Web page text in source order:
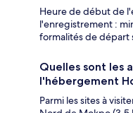
Heure de début de
l'enregistrement :
formalités de départ
Quelles sont les
l'hébergement
Parmi les sites à